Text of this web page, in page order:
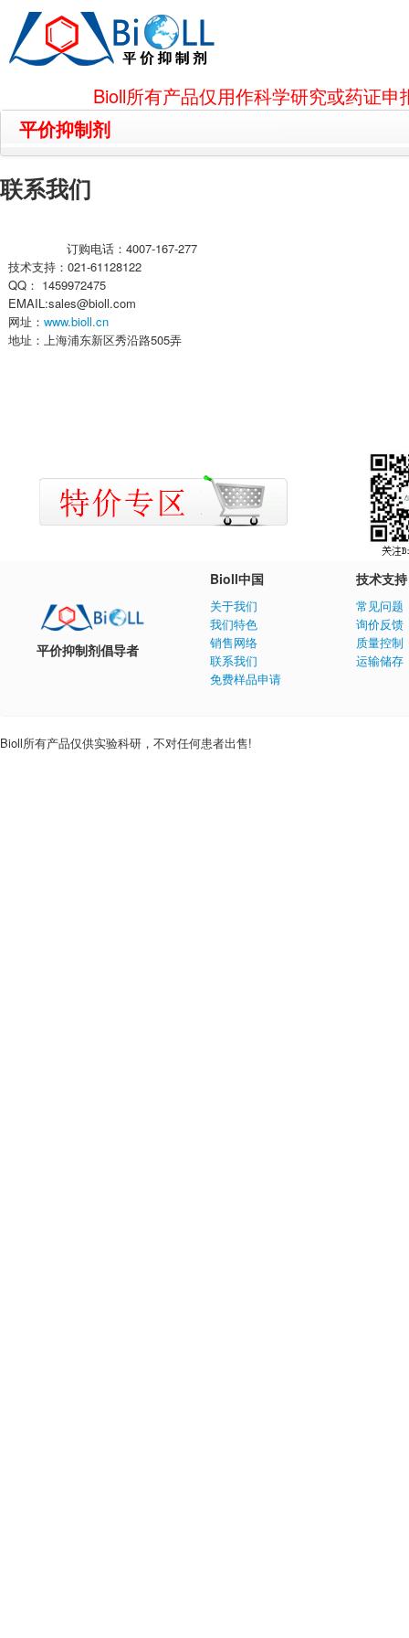
Bioll所有产品仅用作科学研究或药证
平价抑制剂
联系我们
订购电话：4007-167-277
技术支持：021-61128122
QQ： 1459972475
EMAIL:sales@bioll.com
网址： www.bioll.cn
地址：上海浦东新区秀沿路505弄
平价抑制剂倡导者
Bioll中国
关于我们
我们特色
销售网络
联系我们
免费样品申请
技术支持
常见问题
询价反馈
质量控制
运输储存
Bioll所有产品仅供实验科研，不对任何患者出售!